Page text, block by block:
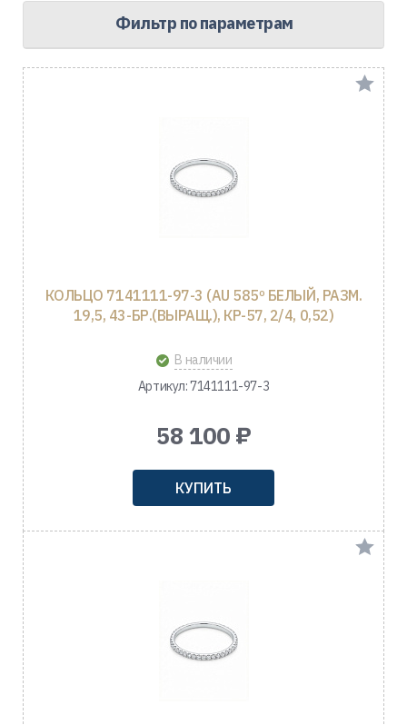
Фильтр по параметрам
КОЛЬЦО 7141111-97-3 (AU 585º БЕЛЫЙ, РАЗМ.
19,5, 43-БР.(ВЫРАЩ.), КР-57, 2/4, 0,52)
В наличии
Артикул: 7141111-97-3
58 100 ₽
КУПИТЬ